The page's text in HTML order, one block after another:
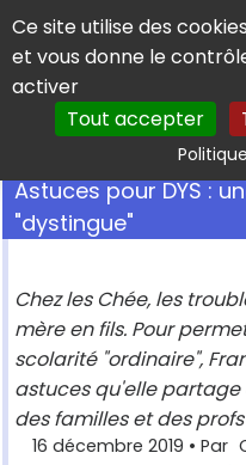
Panneau de gestion des
Ce site utilise des
et vous donne le
activer
Tout accepter
Astuces pour DYS :
"dystingue"
Chez les Chée, les
mère en fils. Pour
scolarité "ordinaire",
astuces qu'elle partage
des familles et des
16 décembre 2019 • Par